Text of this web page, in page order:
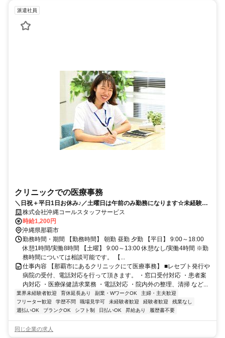
派遣社員
クリニックでの医療事務
＼日祝＋平日1日お休み♪／土曜日は午前のみ勤務になります☆未経験の
方も医療現場で学ぶことができます♪
株式会社沖縄コールスタッフサービス
時給1,200円
沖縄県那覇市
勤務時間・期間 【勤務時間】 朝勤 昼勤 夕勤 【平日】 9:00～18:00
休憩1時間/実働8時間 【土曜】 9:00～13:00 休憩なし/実働4時間 ※勤
務時間については相談可能です。 【...
仕事内容 【那覇市にあるクリニックにて医療事務】 ■レセプト発行や
病院の受付、電話対応を行って頂きます。 ・窓口受付対応 ・患者案
内対応 ・医療保健請求業務 ・電話対応 ・院内外の整理、清掃 など...
業界未経験者歓迎 育休延長あり 副業・WワークOK
主婦・主夫歓迎
フリーター歓迎
学歴不問 職場見学可 未経験者歓迎 経験者歓迎
残業なし
週払いOK
ブランクOK シフト制 日払いOK 昇給あり 履歴書不要
同じ企業の求人